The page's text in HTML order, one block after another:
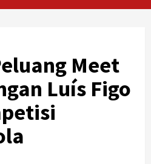
Meet
Luís Figo